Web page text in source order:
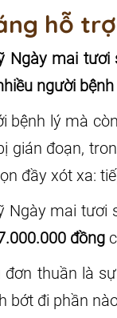
hỗ
Ngày mai
người
bệnh lý mà
gián đoạn,
đầy xót xa:
Ngày mai
đồng
thuần là
bớt đi phần